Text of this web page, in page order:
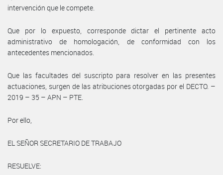
intervención que le compete.
Que por lo expuesto, corresponde dictar el pertinente acto
administrativo de homologación, de conformidad con los
antecedentes mencionados.
Que las facultades del suscripto para resolver en las presentes
actuaciones, surgen de las atribuciones otorgadas por el DECTO. –
2019 – 35 – APN – PTE.
Por ello,
EL SEÑOR SECRETARIO DE TRABAJO
RESUELVE: